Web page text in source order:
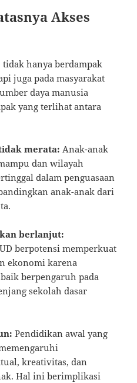
Akses
tidak hanya berdampak
juga pada masyarakat
daya manusia
yang terlihat antara
merata: Anak-anak
dan wilayah
dalam penguasaan
anak-anak dari
berlanjut:
berpotensi memperkuat
ekonomi karena
berpengaruh pada
sekolah dasar
Pendidikan awal yang
kreativitas, dan
Hal ini berimplikasi